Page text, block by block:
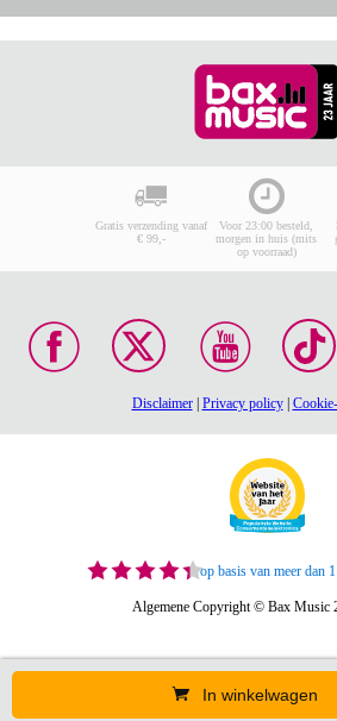
In winkelwagen
Gratis verzending vanaf
€ 99,-
Voor 23:00 besteld,
morgen in huis (mits
op voorraad)
Disclaimer| Privacy policy|
op basis van meer dan
Algemene Copyright © Bax Music